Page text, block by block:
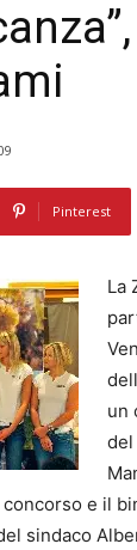
Pinterest
La
un
del
e il
sindaco